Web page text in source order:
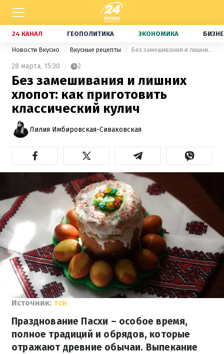
24 КАНАЛ ГЕОПОЛИТИКА ЭКОНОМИКА
Новости Вкусно Вкусные рецепты Без замешивания и лишних хлопот: как приготовить классический кулич
28 марта, 15:30 2
Без замешивания и лишних
хлопот: как приготовить
классический кулич
Лилия Имбировская-Сиваковская
Источник: тсн
Празднование Пасхи – особое время,
полное традиций и обрядов, которые
отражают древние обычаи. Выпекание